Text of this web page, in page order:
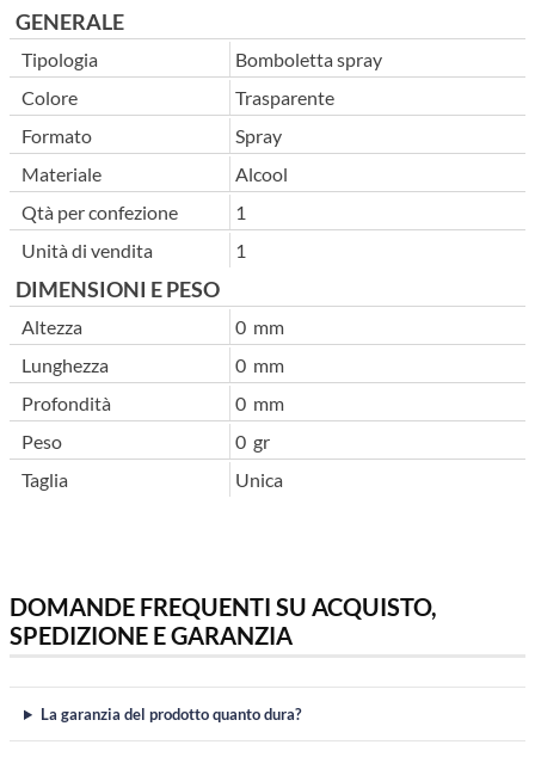
GENERALE
Tipologia
Bomboletta spray
Colore
Trasparente
Formato
Spray
Materiale
Alcool
Qtà per confezione
1
Unità di vendita
1
DIMENSIONI E PESO
Altezza
0 mm
Lunghezza
0 mm
Profondità
0 mm
Peso
0 gr
Taglia
Unica
DOMANDE FREQUENTI SU ACQUISTO,
SPEDIZIONE E GARANZIA
La garanzia del prodotto quanto dura?